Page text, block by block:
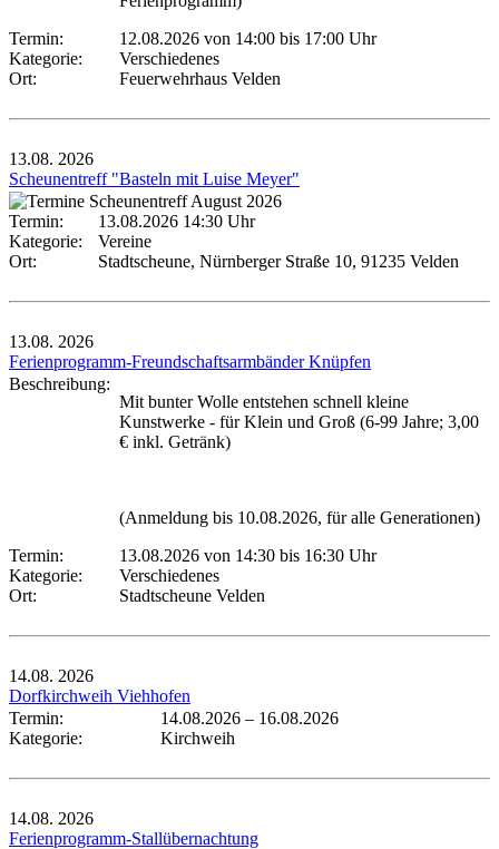
Termin:
12.08.2026 von 14:00 bis 17:00 Uhr
Kategorie:
Verschiedenes
Ort:
Feuerwehrhaus Velden
13.08. 2026
Scheunentreff "Basteln mit Luise Meyer"
Termin:
13.08.2026 14:30 Uhr
Kategorie:
Vereine
Ort:
Stadtscheune, Nürnberger Straße 10, 91235 Velden
13.08. 2026
Ferienprogramm-Freundschaftsarmbänder Knüpfen
Beschreibung:
Mit bunter Wolle entstehen schnell kleine
Kunstwerke - für Klein und Groß (6-99 Jahre; 3,00
€ inkl. Getränk)
(Anmeldung bis 10.08.2026, für alle Generationen)
Termin:
13.08.2026 von 14:30 bis 16:30 Uhr
Kategorie:
Verschiedenes
Ort:
Stadtscheune Velden
14.08. 2026
Dorfkirchweih Viehhofen
Termin:
14.08.2026 – 16.08.2026
Kategorie:
Kirchweih
14.08. 2026
Ferienprogramm-Stallübernachtung